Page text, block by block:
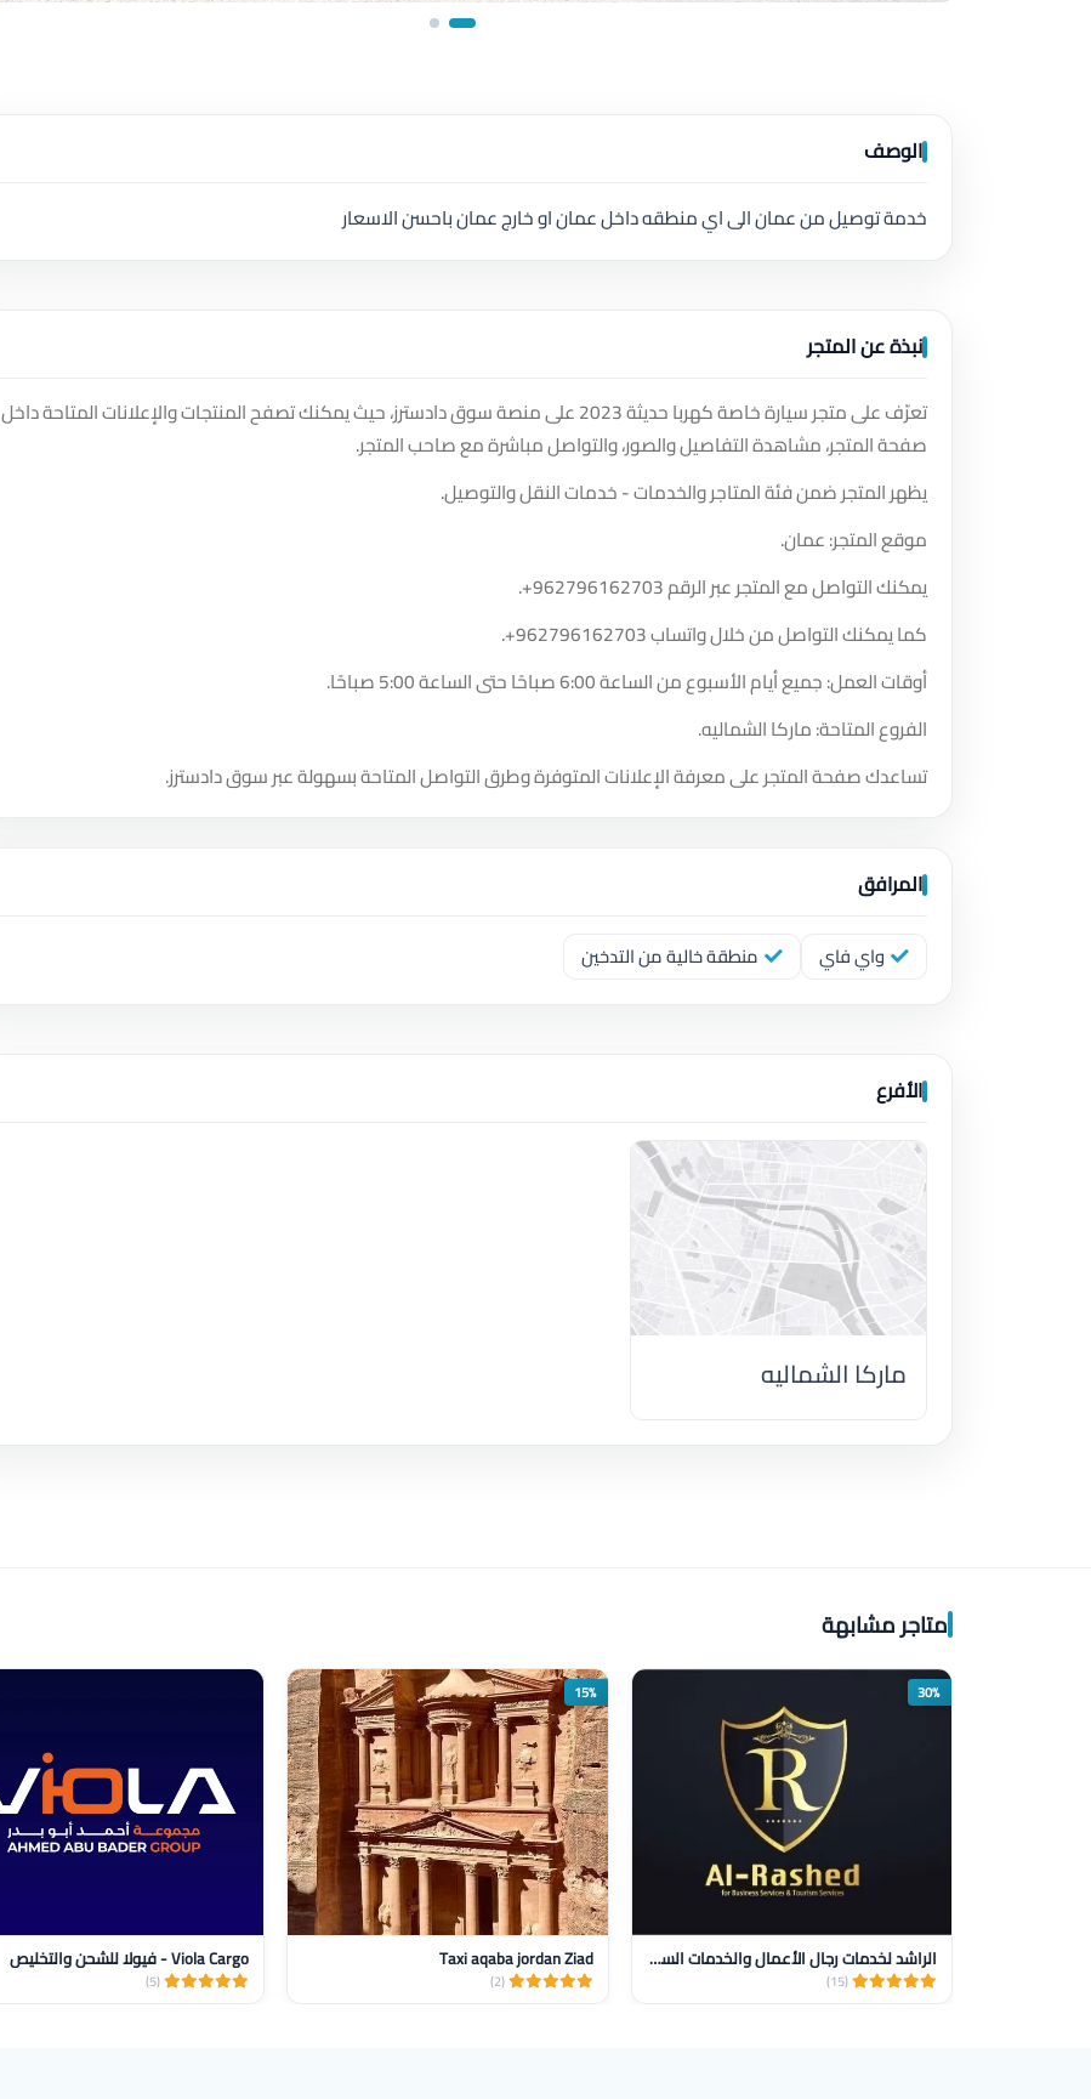
الوصف
خدمة توصيل من عمان الى اي منطقه داخل عمان او خارج عمان باحسن الاسعار
نبذة عن المتجر
تعرّف على متجر سيارة خاصة كهربا حديثة 2023 على منصة سوق دادسترز، حيث يمكنك تصفح المنتجات والإعلانات المتاحة داخل
صفحة المتجر، مشاهدة التفاصيل والصور، والتواصل مباشرة مع صاحب المتجر.
يظهر المتجر ضمن فئة المتاجر والخدمات - خدمات النقل والتوصيل.
موقع المتجر: عمان.
يمكنك التواصل مع المتجر عبر الرقم+962796162703
.
كما يمكنك التواصل من خلال واتساب+962796162703
.
أوقات العمل: جميع أيام الأسبوع من الساعة 6:00 صباحًا حتى الساعة 5:00 صباحًا.
الفروع المتاحة: ماركا الشماليه.
تساعدك صفحة المتجر على معرفة الإعلانات المتوفرة وطرق التواصل المتاحة بسهولة عبر سوق دادسترز.
المرافق
واي فاي منطقة خالية من التدخين
الأفرع
ماركا الشماليه
متاجر مشابهة
30%
الراشد لخدمات رجال الأعمال والخدمات السياحيه
(15)
15%
Taxi aqaba jordan Ziad‏
(2)
Viola Cargo - فيولا للشحن والتخليص
(5)